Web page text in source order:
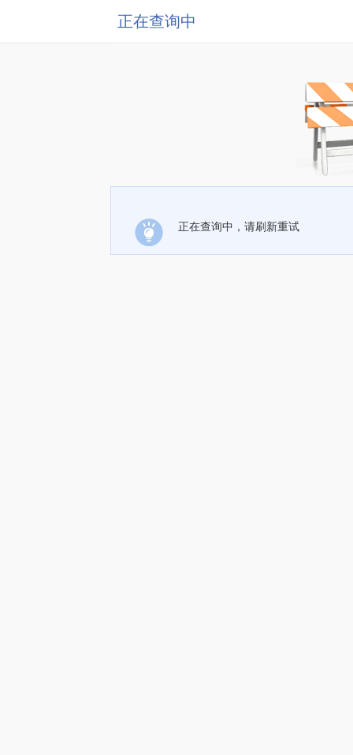
正在查询中
正在查询中，请刷新重试